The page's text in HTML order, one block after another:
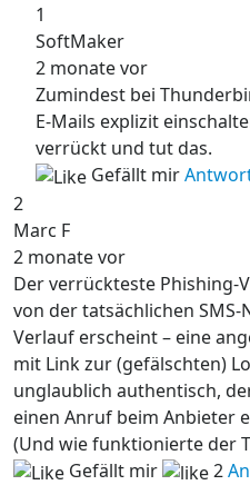
1
SoftMaker
2 monate vor
Zumindest bei
E-Mails explizit
verrückt und tut das.
Gefällt mir
2
Marc F
2 monate vor
Der verrückteste Phishing-
von der tatsächlichen SMS-
Verlauf erscheint – eine
mit Link zur (gefälschten)
unglaublich authentisch,
einen Anruf beim Anbieter
(Und wie funktionierte der
Gefällt mir
2